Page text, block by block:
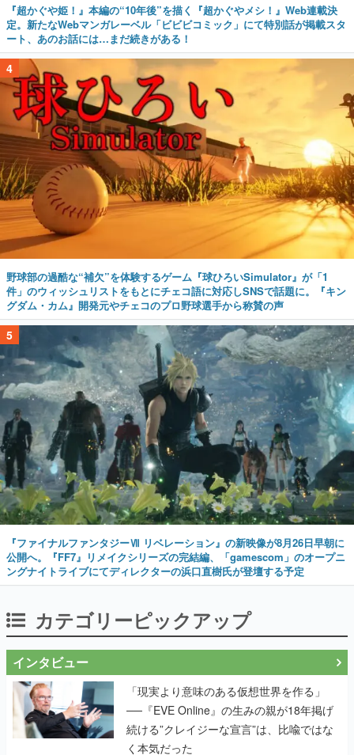
『超かぐや姫！』本編の“10年後”を描く『超かぐやメシ！』Web連載決
定。新たなWebマンガレーベル「ビビビコミック」にて特別話が掲載スタ
ート、あのお話には…まだ続きがある！
4
野球部の過酷な“補欠”を体験するゲーム『球ひろいSimulator』が「1
件」のウィッシュリストをもとにチェコ語に対応しSNSで話題に。『キン
グダム・カム』開発元やチェコのプロ野球選手から称賛の声
5
『ファイナルファンタジーⅦ リベレーション』の新映像が8月26日早朝に
公開へ。『FF7』リメイクシリーズの完結編、「gamescom」のオープニ
ングナイトライブにてディレクターの浜口直樹氏が登壇する予定
カテゴリーピックアップ
インタビュー
「現実より意味のある仮想世界を作る」
──『EVE Online』の生みの親が18年掲げ
続ける”クレイジーな宣言”は、比喩ではな
く本気だった